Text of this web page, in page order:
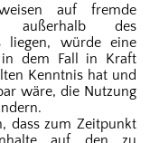
auf fremde
außerhalb des
liegen, würde eine
in dem Fall in Kraft
Kenntnis hat und
wäre, die Nutzung
dass zum Zeitpunkt